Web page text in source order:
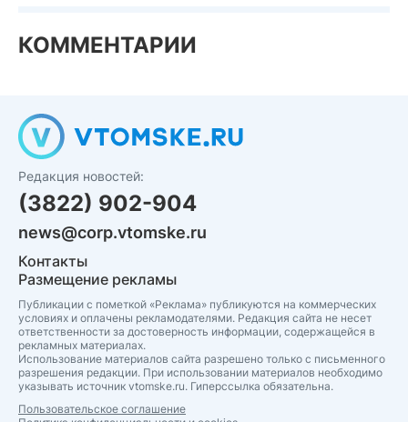
КОММЕНТАРИИ
Редакция новостей:
(3822) 902-904
news@corp.vtomske.ru
Контакты
Размещение рекламы
Публикации с пометкой «Реклама» публикуются на коммерческих
условиях и оплачены рекламодателями. Редакция сайта не несет
ответственности за достоверность информации, содержащейся в
рекламных материалах.
Использование материалов сайта разрешено только с письменного
разрешения редакции. При использовании материалов необходимо
указывать источник vtomske.ru. Гиперссылка обязательна.
Пользовательское соглашение